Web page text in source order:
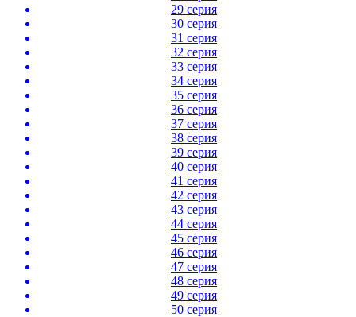
29 серия
30 серия
31 серия
32 серия
33 серия
34 серия
35 серия
36 серия
37 серия
38 серия
39 серия
40 серия
41 серия
42 серия
43 серия
44 серия
45 серия
46 серия
47 серия
48 серия
49 серия
50 серия